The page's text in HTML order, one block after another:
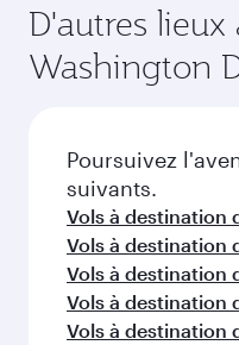
D'autres
Washington
Poursuivez
suivants.
Vols à destination
Vols à destination
Vols à destination
Vols à destination
Vols à destination